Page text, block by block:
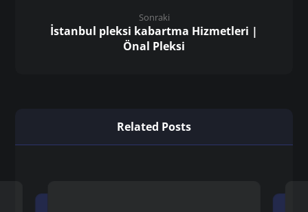
Sonraki
İstanbul pleksi kabartma Hizmetleri |
Önal Pleksi
Related Posts